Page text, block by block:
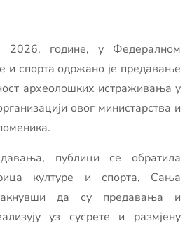
године, у Федералном
и спорта одржано је предавање
археолошких истраживања у
овог министарства и
публици се обратила
културе и спорта, Сања
да су предавања и
уз сусрете и размјену